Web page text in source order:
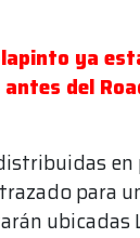
ya
del
para